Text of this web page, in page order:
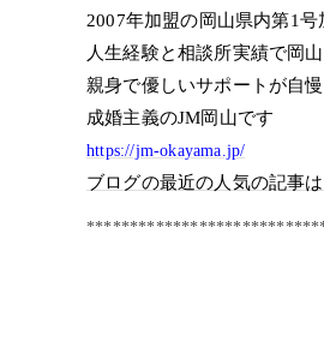
2007年加盟の岡山県内第1号
人生経験と相談所実績で岡
親身で優しいサポートが自
成婚主義のJM岡山です
https://jm-okayama.jp/
ブログの最近の人気の記事